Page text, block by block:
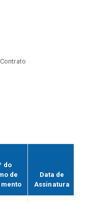
do
de
Data de
Assinatura